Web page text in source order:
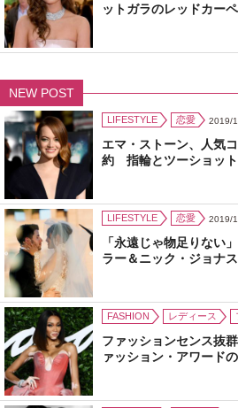
ットガラのレッドカー
NEW POST
LIFESTYLE 恋愛 2019/
エマ・ストーン、人気
約 指輪とツーショット
LIFESTYLE 恋愛 2019/
「永遠じゃ物足りな
ラー＆ニック・ジョナ
FASHION レディース
ファッションセンス抜
ァッション・アワード